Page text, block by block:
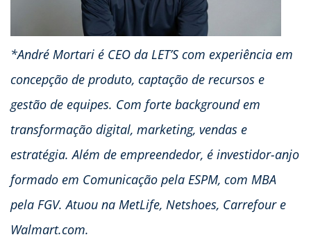
*André Mortari é CEO da LET’S com experiência em
concepção de produto, captação de recursos e
gestão de equipes. Com forte background em
transformação digital, marketing, vendas e
estratégia. Além de empreendedor, é investidor-anjo
formado em Comunicação pela ESPM, com MBA
pela FGV. Atuou na MetLife, Netshoes, Carrefour e
Walmart.com.